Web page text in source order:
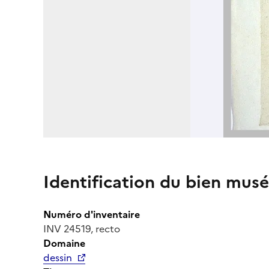
Identification du bien
Numéro d'inventaire
INV 24519, recto
Domaine
dessin